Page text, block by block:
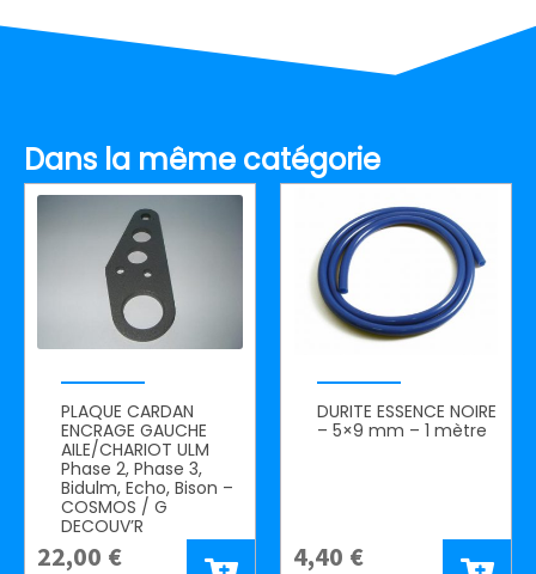
Dans la même catégorie
PLAQUE CARDAN
ENCRAGE GAUCHE
AILE/CHARIOT ULM
Phase 2, Phase 3,
Bidulm, Echo, Bison –
COSMOS / G
DECOUV’R
22,00 €
DURITE ESSENCE NOIRE
– 5×9 mm – 1 mètre
4,40 €